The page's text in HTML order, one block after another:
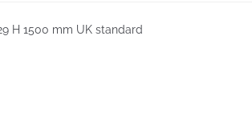
H 1500 mm UK standard